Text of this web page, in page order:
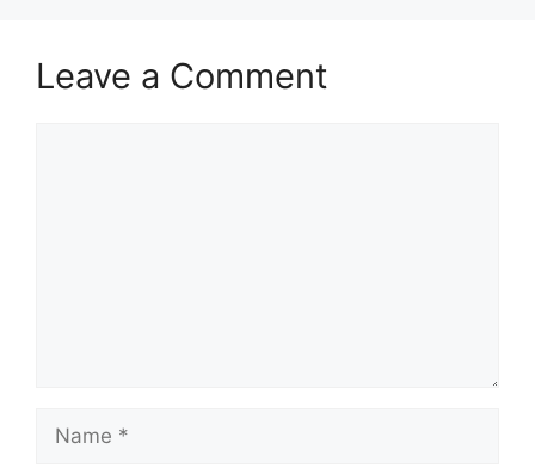
Leave a Comment
Name